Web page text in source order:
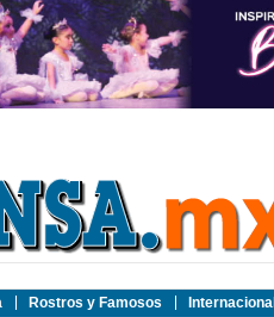
Rostros y Famosos Internacional